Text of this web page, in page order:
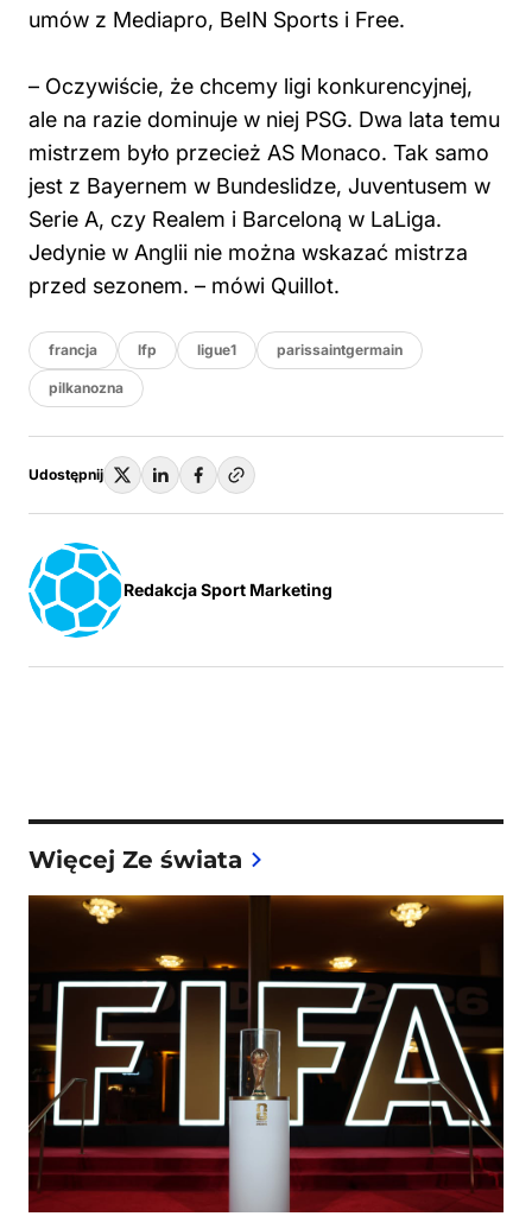
umów z Mediapro, BeIN Sports i Free.
– Oczywiście, że chcemy ligi konkurencyjnej,
ale na razie dominuje w niej PSG. Dwa lata temu
mistrzem było przecież AS Monaco. Tak samo
jest z Bayernem w Bundeslidze, Juventusem w
Serie A, czy Realem i Barceloną w LaLiga.
Jedynie w Anglii nie można wskazać mistrza
przed sezonem. – mówi Quillot.
francja lfp ligue1 parissaintgermain
pilkanozna
Udostępnij
Redakcja Sport Marketing
Więcej Ze świata